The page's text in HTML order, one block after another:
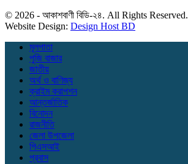
© 2026 - আকাশবাণী বিডি-২৪. All Rights Reserved.
Website Design: Design Host BD
মূলপাতা
পুজি বাজার
জাতীয়
অর্থ ও বাণিজ্য
ক্রাইম করাপশন
আন্তর্জাতিক
বিনোদন
রাজনীতি
জেলা উপজেলা
পিএসআই
প্রবাস